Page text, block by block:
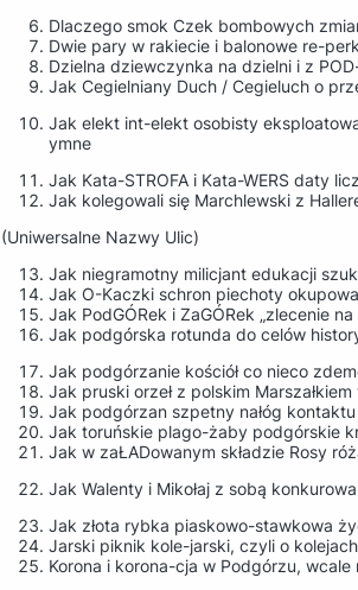
Dlaczego smok Czek bombowych
Dwie pary w rakiecie i balonowe re-
Dzielna dziewczynka na dzielni i z
Jak Cegielniany Duch / Cegieluch o
Jak elekt int-elekt osobisty
ymne
Jak Kata-STROFA i Kata-WERS daty
Jak kolegowali się Marchlewski z
(Uniwersalne Nazwy Ulic)
Jak niegramotny milicjant edukacji
Jak O-Kaczki schron piechoty
Jak PodGÓRek i ZaGÓRek „zlecenie
Jak podgórska rotunda do celów
Jak podgórzanie kościół co nieco
Jak pruski orzeł z polskim Marszałkiem
Jak podgórzan szpetny nałóg
Jak toruńskie plago-żaby podgórskie
Jak w zaŁADowanym składzie Rosy
Jak Walenty i Mikołaj z sobą
Jak złota rybka piaskowo-stawkowa
Jarski piknik kole-jarski, czyli o
Korona i korona-cja w Podgórzu,